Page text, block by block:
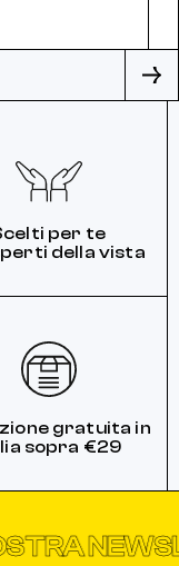
per te
della vista
gratuita in
sopra €29